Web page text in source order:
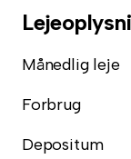
Månedlig leje
Forbrug
Depositum